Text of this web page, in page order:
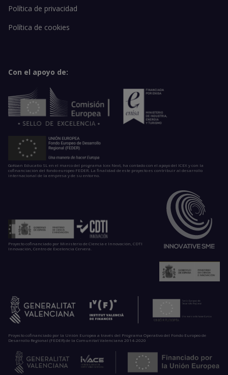
Política de privacidad
Política de cookies
Con el apoyo de:
GoKoan Educatio SL en el marco del programa Icex Next, ha contado con el apoyo del ICEX y con la
cofinanciación del fondo europeo FEDER. La finalidad de este proyecto es contribuir al desarrollo
internacional de la empresa y de su entorno.
Proyecto cofinanciado por Ministerio de Ciencia e Innovación, CDTI
Innovación, Centro de Excelencia Cervera.
Proyecto cofinanciado por la Unión Europea a través del Programa Operativo del Fondo Europeo de
Desarrollo Regional (FEDER) de la Comunitat Valenciana 2014-2020